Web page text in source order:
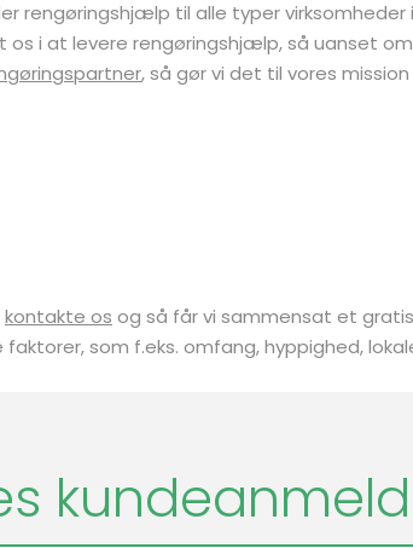
rengøringshjælp til alle typer
os i at levere rengøringshjælp, så uanset
, så gør vi det til vores
kontakte os og så får vi sammensat et
som f.eks. omfang, hyppighed,